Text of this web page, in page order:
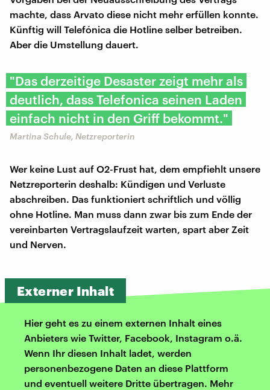
machte, dass Arvato diese nicht mehr erfüllen konnte.
Künftig will Telefónica die Hotline selber betreiben.
Aber die Umstellung dauert.
"Das derzeitige Desaster zeigt mehr als
deutlich, dass Telefonica seinen Laden
einfach nicht in den Griff bekommt."
Martina Schule, Netzreporterin
Wer keine Lust auf O2-Frust hat, dem empfiehlt unsere
Netzreporterin deshalb: Kündigen und Verluste
abschreiben. Das funktioniert schriftlich und völlig
ohne Hotline. Man muss dann zwar bis zum Ende der
vereinbarten Vertragslaufzeit warten, spart aber Zeit
und Nerven.
Externer Inhalt
Hier geht es zu einem externen Inhalt eines
Anbieters wie Twitter, Facebook, Instagram o.ä.
Wenn Ihr diesen Inhalt ladet, werden
personenbezogene Daten an diese Plattform
und eventuell weitere Dritte übertragen. Mehr